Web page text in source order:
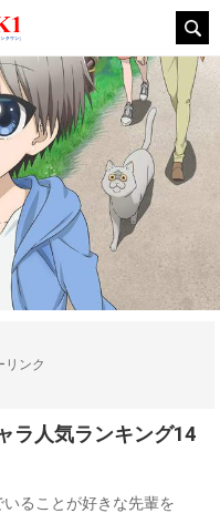
リンク
ラ人気ランキング14
いることが好きな先輩を